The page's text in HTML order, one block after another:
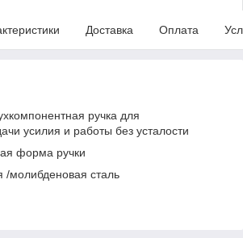
Доставка Оплата
ручка для
усилия и работы без усталости
форма ручки
/молибденовая сталь